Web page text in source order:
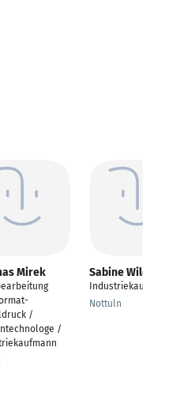
Mirek
/
/
Sabine Wilde
Industriekauffrau
Nottuln